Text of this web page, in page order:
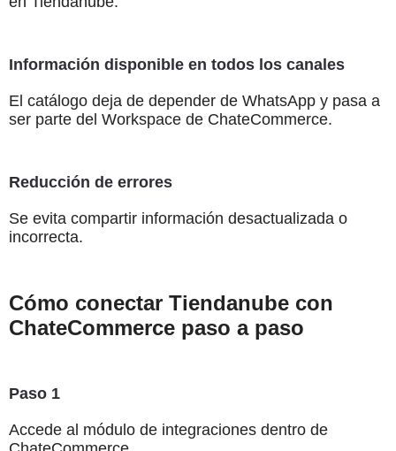
Información disponible en todos los canales
El catálogo deja de depender de WhatsApp y pasa a
ser parte del Workspace de ChateCommerce.
Reducción de errores
Se evita compartir información desactualizada o
incorrecta.
Cómo conectar Tiendanube con
ChateCommerce paso a paso
Paso 1
Accede al módulo de integraciones dentro de